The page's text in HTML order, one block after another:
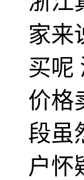
家来
买呢
价格
段虽
户怀